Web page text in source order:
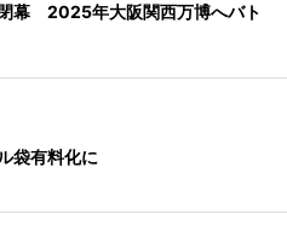
閉幕 2025年大阪関西万博へバト
袋有料化に